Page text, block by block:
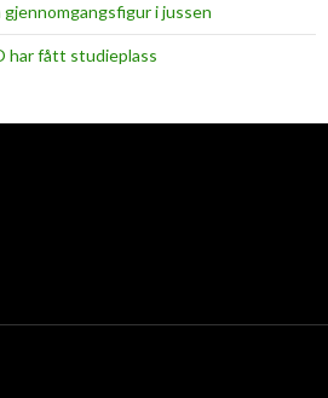
i jussen
har fått studieplass